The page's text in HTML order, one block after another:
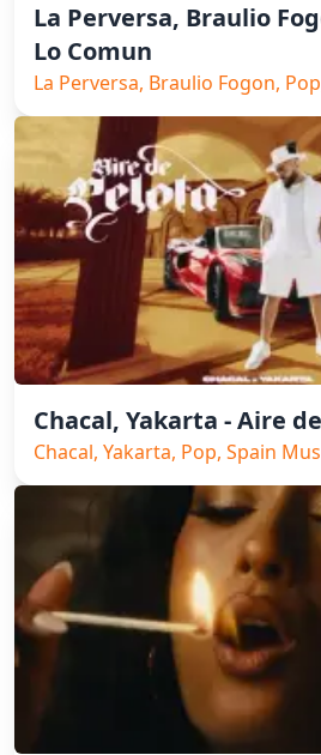
La Perversa, Braulio
Lo Comun
La Perversa, Braulio Fogon,
2026, Spain Music
Chacal, Yakarta - Aire
Chacal, Yakarta, Pop, Spain
2026